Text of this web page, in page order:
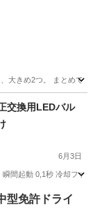
大きめ2つ。 まとめて
交換用LEDバル
6月3日
間起動 0,1秒 冷却フ
型免許ドライ